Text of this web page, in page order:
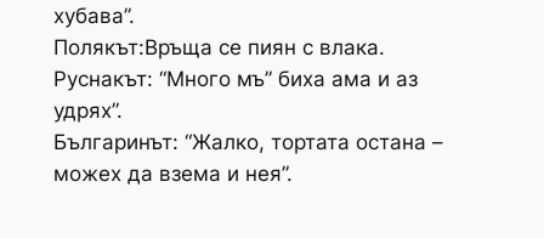
хубава”.
Полякът:Връща се пиян с влака.
Руснакът: “Много мъ” биха ама и аз
удрях”.
Българинът: “Жалко, тортата остана –
можех да взема и нея”.